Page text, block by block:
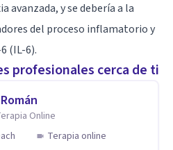
avanzada, y se debería a la
del proceso inflamatorio y
(IL-6).
profesionales cerca de ti
Online
Terapia online